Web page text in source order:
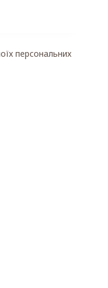
персональних